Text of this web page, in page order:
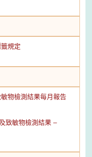
規定
物檢測結果每月報告
致敏物檢測結果 –